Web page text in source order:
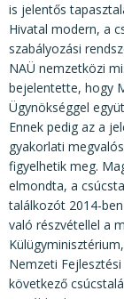
is jelentős
Hivatal modern, a
szabályozási
NAÜ nemzetközi
bejelentette, hogy
Ügynökséggel
Ennek pedig az a
gyakorlati
figyelhetik meg.
elmondta, a
találkozót 2014-
való részvétellel a
Nemzeti
következő